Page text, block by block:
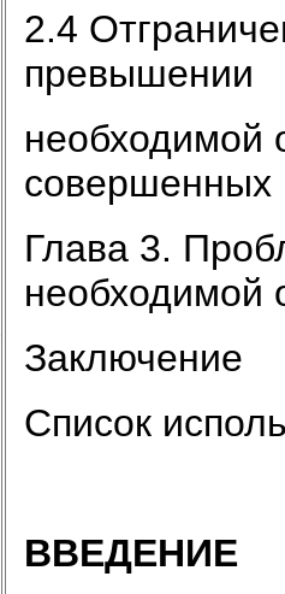
2.4
превышении
необходимой
совершенных
Глава 3.
необходимой
Заключение
Список
ВВЕДЕНИЕ